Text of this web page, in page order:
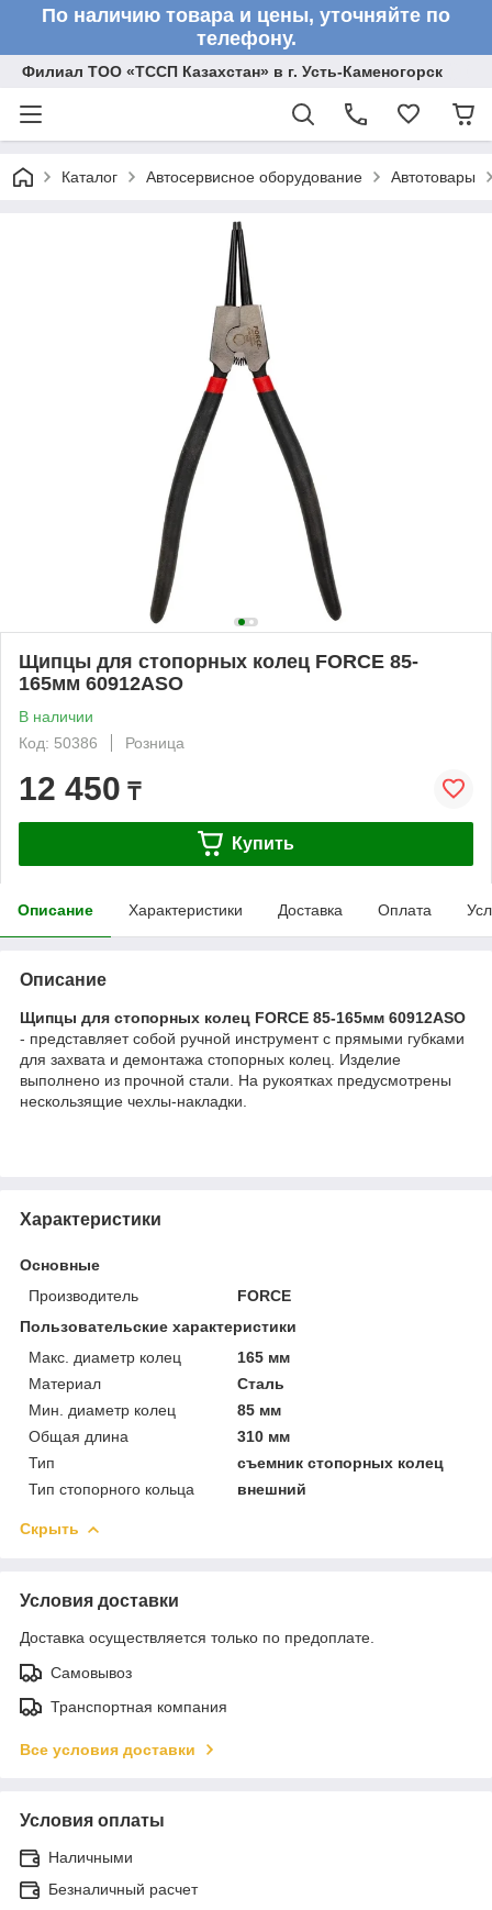
По наличию товара и цены, уточняйте по
телефону.
Филиал ТОО «ТССП Казахстан» в г. Усть-Каменогорск
Каталог Автосервисное оборудование Автотовары
Щипцы для стопорных колец FORCE 85-
165мм 60912ASO
В наличии
Код: 50386
Розница
12 450 ₸
Купить
Описание Характеристики Доставка Оплата
Описание
Щипцы для стопорных колец FORCE 85-165мм 60912ASO
- представляет собой ручной инструмент с прямыми губками
для захвата и демонтажа стопорных колец. Изделие
выполнено из прочной стали. На рукоятках предусмотрены
нескользящие чехлы-накладки.
Характеристики
Основные
Производитель
FORCE
Пользовательские характеристики
Макс. диаметр колец
165 мм
Материал
Сталь
Мин. диаметр колец
85 мм
Общая длина
310 мм
Тип
съемник стопорных колец
Тип стопорного кольца
внешний
Скрыть
Условия доставки
Доставка осуществляется только по предоплате.
Самовывоз
Транспортная компания
Все условия доставки
Условия оплаты
Наличными
Безналичный расчет